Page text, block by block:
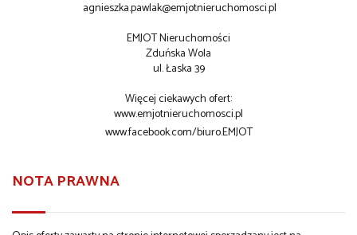
agnieszka.pawlak@emjotnieruchomosci.pl
EMJOT Nieruchomości
Zduńska Wola
ul. Łaska 39
Więcej ciekawych ofert:
www.emjotnieruchomosci.pl
www.facebook.com/biuro.EMJOT
NOTA PRAWNA